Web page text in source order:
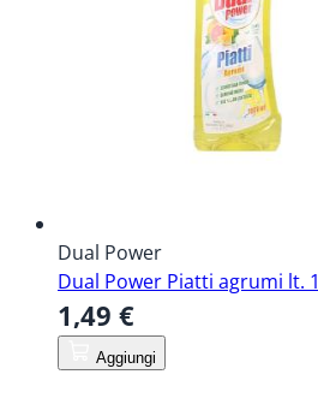
Dual Power
Dual Power Piatti agrumi lt. 1
1,49 €
Aggiungi